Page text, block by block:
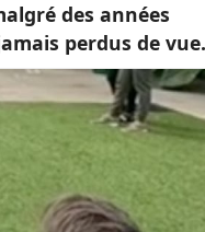
des années
perdus de vue.